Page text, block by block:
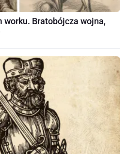
worku. Bratobójcza wojna,